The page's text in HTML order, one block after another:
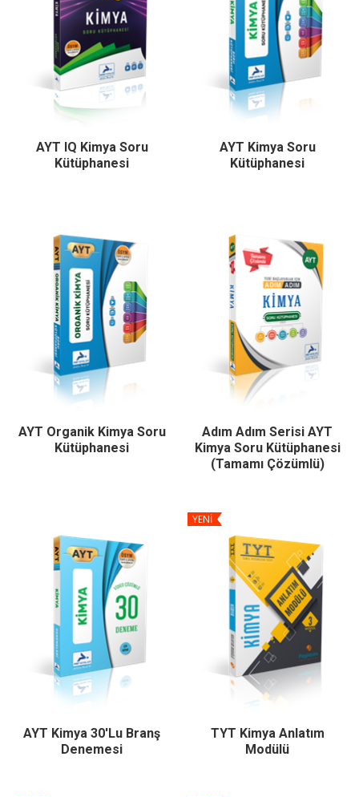
AYT IQ Kimya Soru
Kütüphanesi
AYT Kimya Soru
Kütüphanesi
AYT Organik Kimya Soru
Kütüphanesi
Adım Adım Serisi AYT
Kimya Soru Kütüphanesi
(Tamamı Çözümlü)
AYT Kimya 30'lu Branş
Denemesi
YENİ
TYT Kimya Anlatım
Modülü